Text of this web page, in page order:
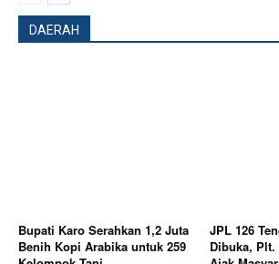
Magazine PRO
DAERAH
Bupati Karo Serahkan 1,2 Juta
Benih Kopi Arabika untuk 259
JPL 126
Dibuka,